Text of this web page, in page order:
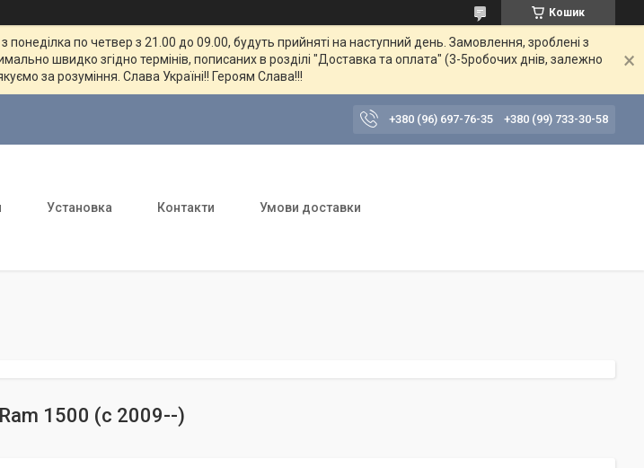
Кошик
по четвер з 21.00 до 09.00, будуть прийняті на наступний день. Замовлення, зроблені з
швидко згідно термінів, пописаних в розділі "Доставка та оплата" (3-5робочих днів, залежно
за розуміння. Слава Україні!! Героям Слава!!!
+380 (96) 697-76-35 +380 (99) 733-30-58
Установка Контакти Умови доставки
1500 (c 2009--)